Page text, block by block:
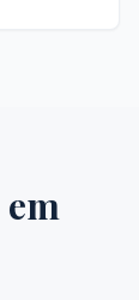
em